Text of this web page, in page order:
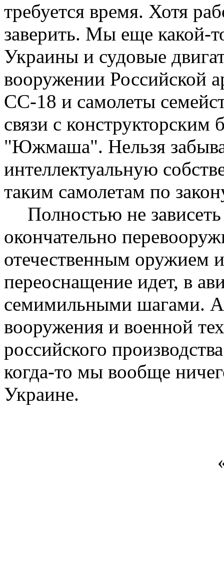
требуется время. Хотя
заверить. Мы еще какой-
Украины и судовые
вооружении Российской
СС-18 и самолеты
связи с
"Южмаша". Нельзя
интеллектуальную
таким самолетам по
Полностью не
окончательно
отечественным оружием
переоснащение идет, в
семимильными шагами.
вооружения и военной
российского
когда-то мы вообще
Украине.